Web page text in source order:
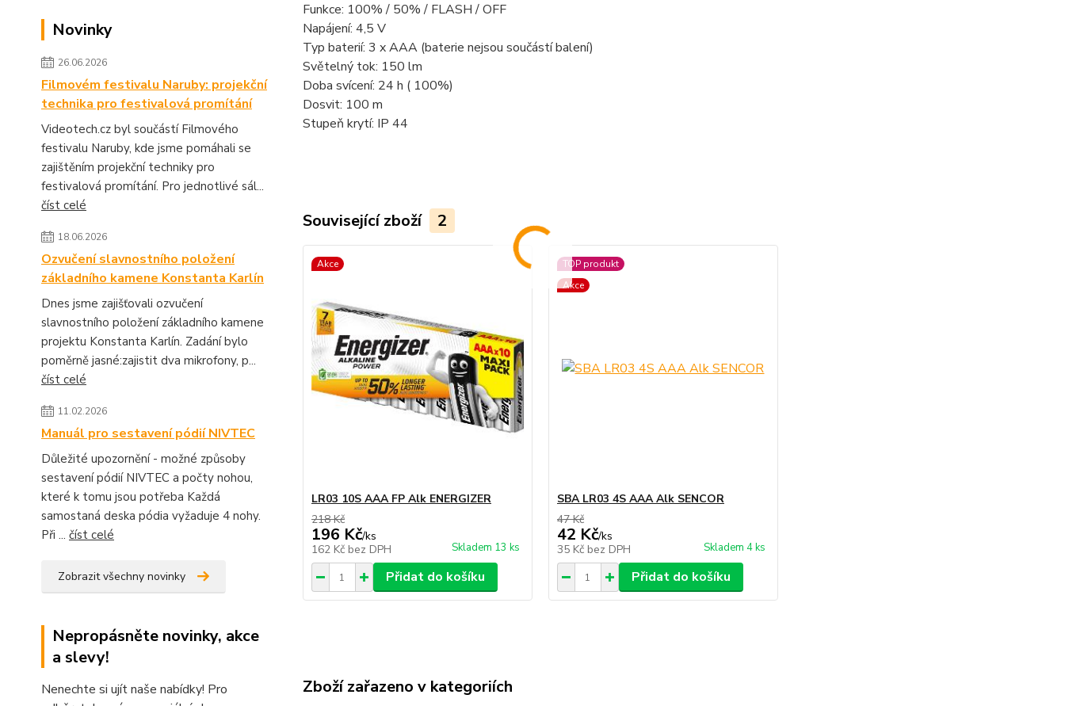
Novinky
26.06.2026
Filmovém festivalu Naruby: projekční
technika pro festivalová promítání
Videotech.cz byl součástí Filmového
festivalu Naruby, kde jsme pomáhali se
zajištěním projekční techniky pro
festivalová promítání. Pro jednotlivé sál...
číst celé
18.06.2026
Ozvučení slavnostního položení
základního kamene Konstanta Karlín
Dnes jsme zajišťovali ozvučení
slavnostního položení základního kamene
projektu Konstanta Karlín. Zadání bylo
poměrně jasné:zajistit dva mikrofony, p...
číst celé
11.02.2026
Manuál pro sestavení pódií NIVTEC
Důležité upozornění - možné způsoby
sestavení pódií NIVTEC a počty nohou,
které k tomu jsou potřeba Každá
samostaná deska pódia vyžaduje 4 nohy.
Při ... číst celé
Zobrazit všechny novinky
Nepropásněte novinky, akce
a slevy!
Nenechte si ujít naše nabídky! Pro
Funkce: 100% / 50% / FLASH / OFF
Napájení: 4,5 V
Typ baterií: 3 x AAA (baterie nejsou součástí balení)
Světelný tok: 150 lm
Doba svícení: 24 h ( 100%)
Dosvit: 100 m
Stupeň krytí: IP 44
Související zboží 2
Akce
LR03 10S AAA FP Alk ENERGIZER
218 Kč
196 Kč/ks
162 Kč bez DPH Skladem 13 ks
Přidat do košíku
TOP produkt
Akce
SBA LR03 4S AAA Alk SENCOR
47 Kč
42 Kč/ks
35 Kč bez DPH Skladem 4 ks
Přidat do košíku
Zboží zařazeno v kategoriích